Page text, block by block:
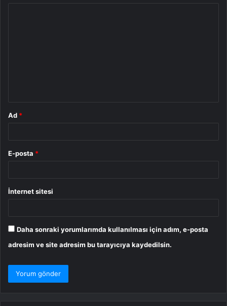
Ad *
E-posta *
İnternet sitesi
Daha sonraki yorumlarımda kullanılması için adım, e-posta
adresim ve site adresim bu tarayıcıya kaydedilsin.